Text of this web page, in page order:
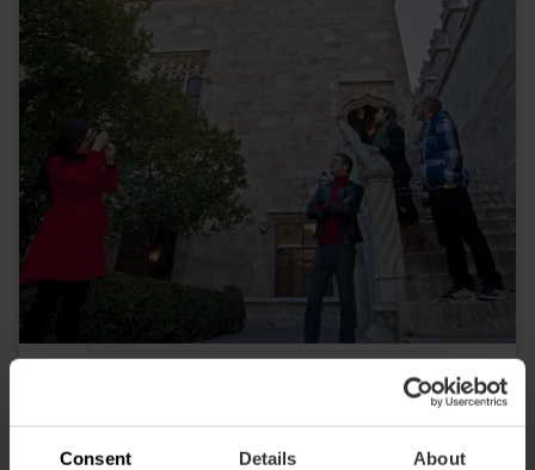
Consent Details About
Ruta a peu pel centre històric de València